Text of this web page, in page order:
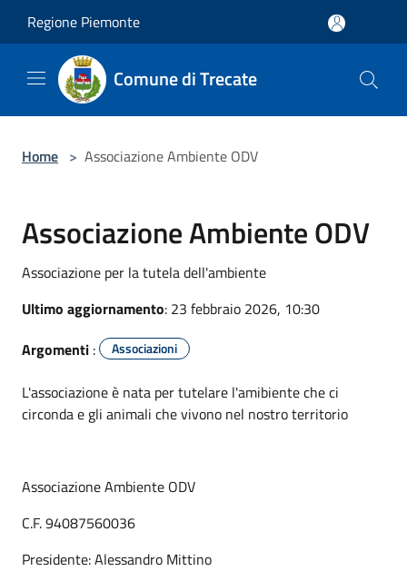
Regione Piemonte
Comune di Trecate
Home > Associazione Ambiente ODV
Associazione Ambiente ODV
Associazione per la tutela dell'ambiente
Ultimo aggiornamento: 23 febbraio 2026, 10:30
Argomenti : Associazioni
L'associazione è nata per tutelare l'amibiente che ci
circonda e gli animali che vivono nel nostro territorio
Associazione Ambiente ODV
C.F. 94087560036
Presidente: Alessandro Mittino